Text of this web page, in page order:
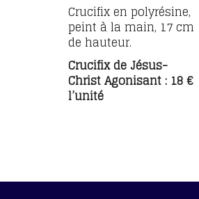
Crucifix en polyrésine,
peint à la main, 17 cm
de hauteur.
Crucifix de Jésus-
Christ Agonisant : 18 €
l’unité